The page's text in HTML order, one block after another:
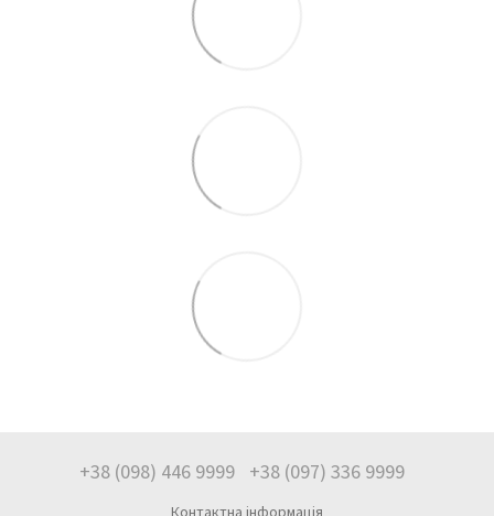
+38 (098) 446 9999 +38 (097) 336 9999